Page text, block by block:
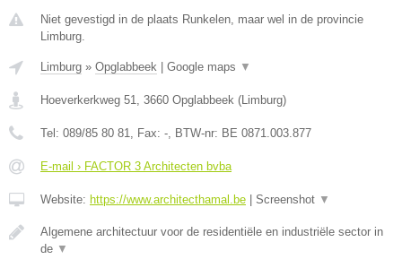
Niet gevestigd in de plaats Runkelen, maar wel in de provincie
Limburg.
Limburg » Opglabbeek Google maps ▼
Hoeverkerkweg 51 3660 Opglabbeek ( Limburg)
Tel: 089/85 80 81 , Fax: - , BTW-nr: BE 0871.003.877
E-mail › FACTOR 3 Architecten bvba
Website: https://www.architecthamal.be Screenshot ▼
Algemene architectuur voor de residentiële en industriële sector in
de ▼